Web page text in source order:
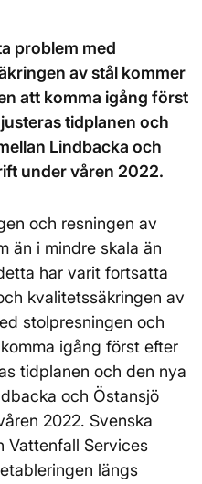
problem med
av stål kommer
att komma igång först
tidplanen och
Lindbacka och
under våren 2022.
och resningen av
än i mindre skala än
har varit fortsatta
kvalitetssäkringen av
stolpresningen och
igång först efter
tidplanen och den nya
och Östansjö
2022. Svenska
Vattenfall Services
längs